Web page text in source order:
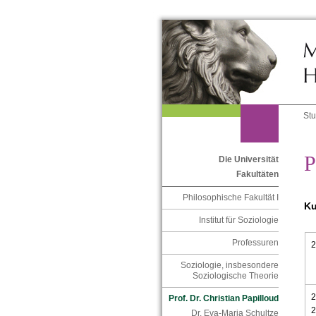
Die Universität
Fakultäten
Philosophische Fakultät I
Institut für Soziologie
Professuren
Soziologie, insbesondere
Soziologische Theorie
Prof. Dr. Christian Papilloud
Dr. Eva-Maria Schultze